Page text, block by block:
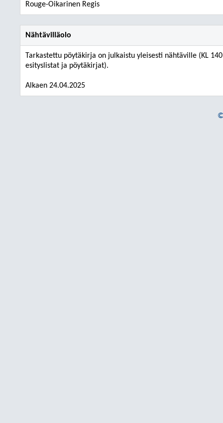
Rouge-Oikarinen Regis
Nähtävilläolo
Tarkastettu pöytäkirja on julkaistu yleisesti nähtäville (KL
esityslistat ja pöytäkirjat).
Alkaen 24.04.2025